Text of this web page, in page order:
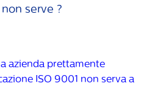
serve ?
azienda prettamente
ISO 9001 non serva a